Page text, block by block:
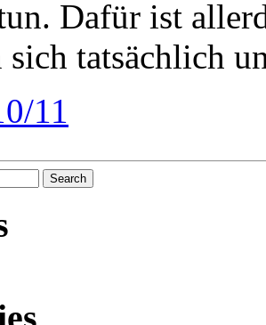
Dafür ist
sich tatsächlich
11